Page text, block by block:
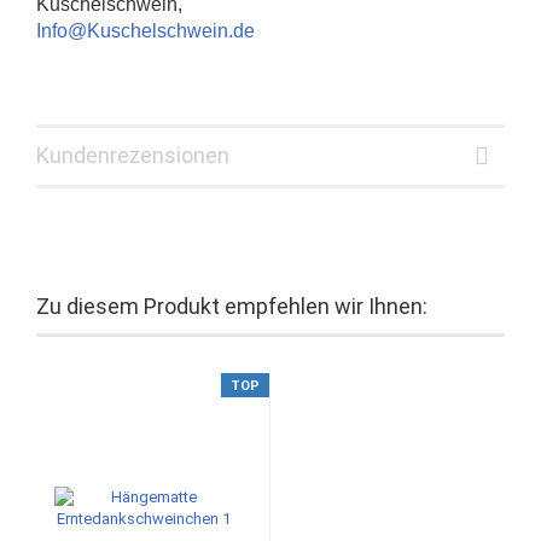
Kuschelschwein,
Info@Kuschelschwein.de
Kundenrezensionen
Zu diesem Produkt empfehlen wir Ihnen:
TOP